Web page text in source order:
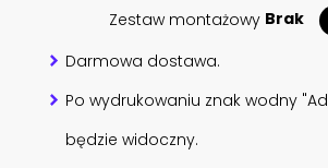
Zestaw montażowy Brak
Darmowa dostawa.
Po wydrukowaniu znak wodny
będzie widoczny.